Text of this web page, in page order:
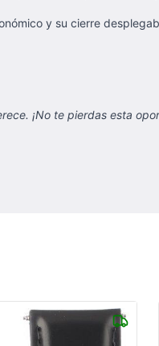
y su cierre
¡No te pierdas esta